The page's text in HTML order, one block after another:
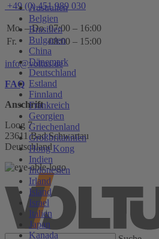
Australien
Belgien
Brasilien
Bulgarien
China
Dänemark
Deutschland
Estland
Finnland
Frankreich
Georgien
Griechenland
Großbritannien
Hong Kong
Indien
Indonesien
Irland
Island
Israel
Italien
Japan
Kanada
+49 (0) 451 989 030
Mo. – Do. 07:00 – 16:00
Fr.
08:00 – 15:00
info@voltus.de
FAQ
Anschrift
Loog 7
23611 Bad Schwartau
Deutschland